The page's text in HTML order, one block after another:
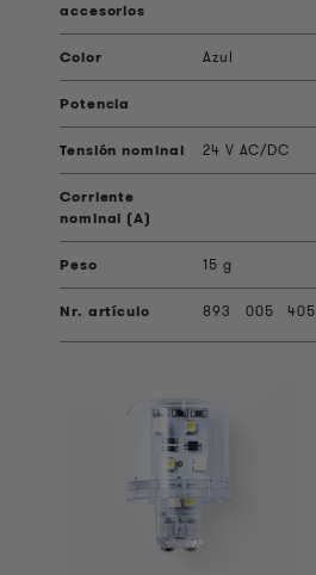
Azul
24 V AC/DC
15 g
893 005 405